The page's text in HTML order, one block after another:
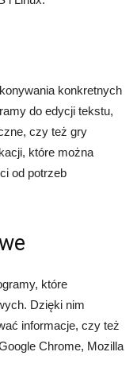
konkretnych
do edycji tekstu,
czy też gry
które można
od potrzeb
które
Dzięki nim
informacje, czy też
Chrome, Mozilla